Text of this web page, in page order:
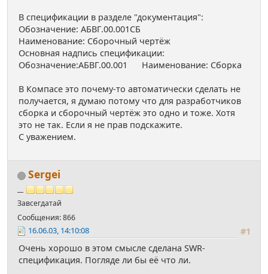
В спецификации в разделе "документация":
Обозначение: АБВГ.00.001СБ
Наименование: Сборочный чертёж
Основная надпись спецификации:
Обозначение:АБВГ.00.001 Наименование: Сборка
В Компасе это почему-то автоматически сделать не
получается, я думаю потому что для разработчиков
сборка и сборочный чертёж это одно и тоже. Хотя
это не так. Если я не прав подскажите.
С уважением.
Sergei
Завсегдатай
Сообщения: 866
#1
16.06.03, 14:10:08
Очень хорошо в этом смысле сделана SWR-
спецификация. Погляде ли бы её что ли.